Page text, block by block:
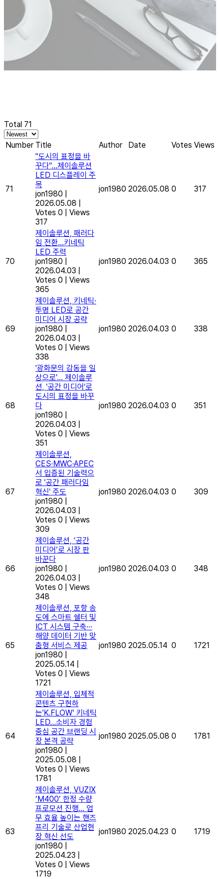
Total 71
Number Title Author Date Votes Views
71
"도시의 표정을 바
꾸다"…제이솔루션
LED 디스플레이 주
목
jon1980
2026.05.08
Votes 0
Views
317
jon1980 2026.05.08 0 317
70
제이솔루션, 패러다
임 전환…키네틱
LED 주력
jon1980
2026.04.03
Votes 0
Views
365
jon1980 2026.04.03 0 365
69
제이솔루션, 키네틱·
투명 LED로 공간
미디어 시장 공략
jon1980
2026.04.03
Votes 0
Views
338
jon1980 2026.04.03 0 338
68
'광화문의 감동을 일
상으로'… 제이솔루
션, '공간 미디어'로
도시의 표정을 바꾸
다
jon1980
2026.04.03
Votes 0
Views
351
jon1980 2026.04.03 0 351
67
제이솔루션,
CES·MWC·APEC
서 입증된 기술력으
로 '공간 패러다임
혁신' 주도
jon1980
2026.04.03
Votes 0
Views
309
jon1980 2026.04.03 0 309
66
제이솔루션, ‘공간
미디어’로 시장 판
바꾼다
jon1980
2026.04.03
Votes 0
Views
348
jon1980 2026.04.03 0 348
65
제이솔루션, 포항 송
도에 스마트 쉘터 및
ICT 시스템 구축···
해양 데이터 기반 맞
춤형 서비스 제공
jon1980
2025.05.14
Votes 0
Views
1721
jon1980 2025.05.14 0 1721
64
제이솔루션, 입체적
콘텐츠 구현하
는'K.FLOW' 키네틱
LED…소비자 경험
중심 공간 브랜딩 시
장 본격 공략
jon1980
2025.05.08
Votes 0
Views
1781
jon1980 2025.05.08 0 1781
63
제이솔루션, VUZIX
‘M400’ 한정 수량
프로모션 진행… 업
무 효율 높이는 핸즈
프리 기술로 산업현
장 혁신 선도
jon1980
2025.04.23
Votes 0
Views
1719
jon1980 2025.04.23 0 1719